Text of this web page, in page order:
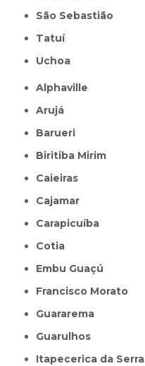
São Sebastião
Tatuí
Uchoa
Alphaville
Arujá
Barueri
Biritiba Mirim
Caieiras
Cajamar
Carapicuíba
Cotia
Embu Guaçú
Francisco Morato
Guararema
Guarulhos
Itapecerica da Serra